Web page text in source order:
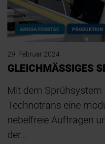
ANUGA FOODTEC PRODUKTION
29. Februar 2024
GLEICHMÄSSIGES
Mit dem
Technotrans eine
nebelfreie Auftragen
der…